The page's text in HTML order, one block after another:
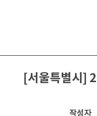
[서울특별시]
작성자